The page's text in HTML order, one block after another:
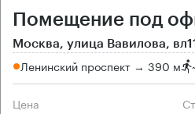
Помещение под
Москва, улица Вавилова,
Ленинский проспект → 390 м
Цена